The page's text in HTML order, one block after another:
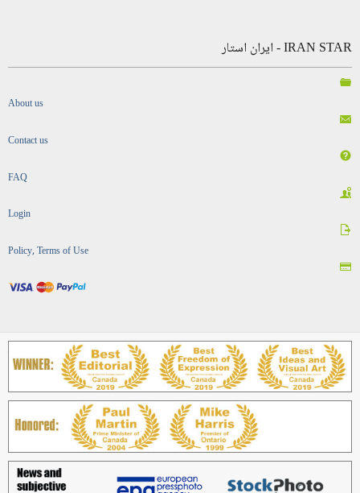
IRAN STAR - ایران استار
About us
Contact us
FAQ
Login
Policy, Terms of Use